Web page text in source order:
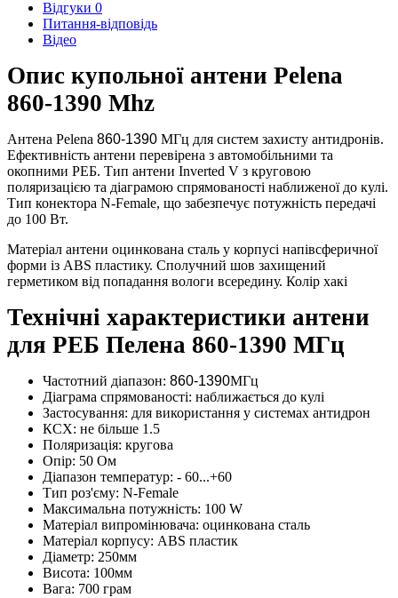
Відгуки 0
Питання-відповідь
Відео
Опис купольної антени Pelena
860-1390 Mhz
Антена Pelena 860-1390 МГц для систем захисту антидронів.
Ефективність антени перевірена з автомобільними та
окопними РЕБ. Тип антени Inverted V з круговою
поляризацією та діаграмою спрямованості наближеної до кулі.
Тип конектора N-Female, що забезпечує потужність передачі
до 100 Вт.
Матеріал антени оцинкована сталь у корпусі напівсферичної
форми із ABS пластику. Сполучний шов захищений
герметиком від попадання вологи всередину. Колір хакі
Технічні характеристики антени
для РЕБ Пелена 860-1390 МГц
Частотний діапазон: 860-1390МГц
Діаграма спрямованості: наближається до кулі
Застосування: для використання у системах антидрон
КСХ: не більше 1.5
Поляризація: кругова
Опір: 50 Ом
Діапазон температур: - 60...+60
Тип роз'єму: N-Female
Максимальна потужність: 100 W
Матеріал випромінювача: оцинкована сталь
Матеріал корпусу: ABS пластик
Діаметр: 250мм
Висота: 100мм
Вага: 700 грам